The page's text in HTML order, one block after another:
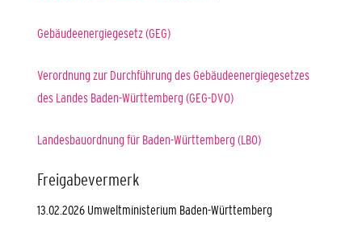
Gebäudeenergiegesetz (GEG)
Verordnung zur Durchführung des Gebäudeenergiegesetzes
des Landes Baden-Württemberg (GEG-DVO)
Landesbauordnung für Baden-Württemberg (LBO)
Freigabevermerk
13.02.2026 Umweltministerium Baden-Württemberg